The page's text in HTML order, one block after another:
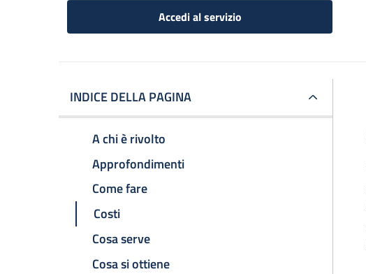
Accedi al servizio
INDICE DELLA PAGINA
A chi è rivolto
Approfondimenti
Come fare
Costi
Cosa serve
Cosa si ottiene